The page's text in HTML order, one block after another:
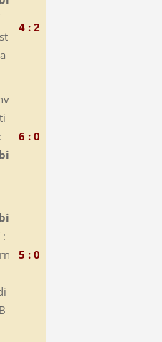
4 : 2
6 : 0
:
5 : 0